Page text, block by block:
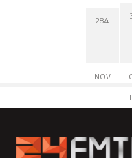
284
NOV